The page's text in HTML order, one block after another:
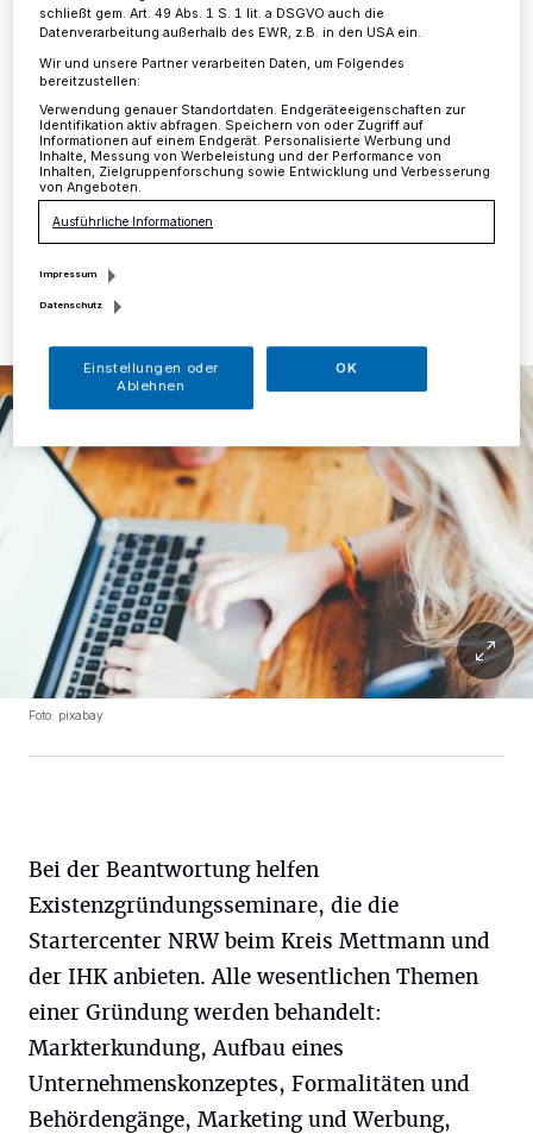
Kreis· Wer sein Schicksal in die Hand nehmen und
selbst bestimmen möchte, wie viel er verdient, wann
und wo er arbeitet, der sollte etwas unternehmen. Doch
bevor die eigene Firma gegründet werden kann, sind
viele Fragen zu klären.
Foto: pixabay
Bei der Beantwortung helfen
Existenzgründungsseminare, die die
Startercenter NRW beim Kreis Mettmann und
der IHK anbieten. Alle wesentlichen Themen
einer Gründung werden behandelt:
Markterkundung, Aufbau eines
Unternehmenskonzeptes, Formalitäten und
Behördengänge, Marketing und Werbung,
schließt gem. Art. 49 Abs. 1 S. 1 lit. a DSGVO auch die
Datenverarbeitung außerhalb des EWR, z.B. in den USA ein.
Wir und unsere Partner verarbeiten Daten, um Folgendes
bereitzustellen:
Verwendung genauer Standortdaten. Endgeräteeigenschaften zur
Identifikation aktiv abfragen. Speichern von oder Zugriff auf
Informationen auf einem Endgerät. Personalisierte Werbung und
Inhalte, Messung von Werbeleistung und der Performance von
Inhalten, Zielgruppenforschung sowie Entwicklung und Verbesserung
von Angeboten.
Ausführliche Informationen
Impressum
Datenschutz
Einstellungen oder
Ablehnen
OK